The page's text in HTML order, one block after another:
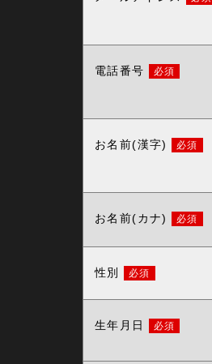
電話番号
必須
お名前(漢字) 必須
お名前(カナ) 必須
性別 必須
生年月日 必須